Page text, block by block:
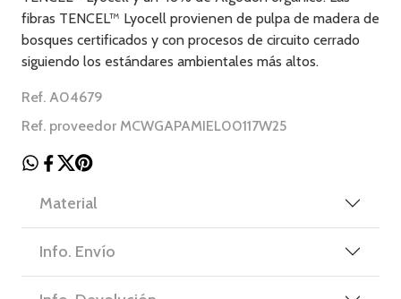
fibras TENCEL™ Lyocell provienen de pulpa de madera de
bosques certificados y con procesos de circuito cerrado
siguiendo los estándares ambientales más altos.
Ref. A04679
Ref. proveedor MCWGAPAMIEL00117W25
Material
Info. Envío